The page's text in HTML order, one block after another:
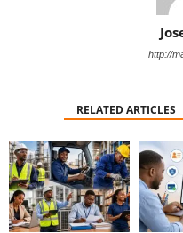
http://
RELATED ARTICLES